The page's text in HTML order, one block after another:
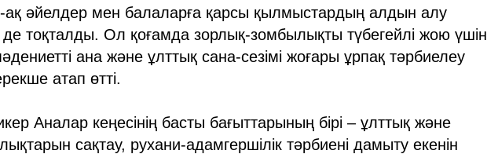
ақ әйелдер мен балаларға қарсы қылмыстардың алдын алу
де тоқталды. Ол қоғамда зорлық-зомбылықты түбегейлі жою үшін
ана және ұлттық сана-сезімі жоғары ұрпақ тәрбиелеу
атап өтті.
Аналар кеңесінің басты бағыттарының бірі – ұлттық және
сақтау, рухани-адамгершілік тәрбиені дамыту екенін